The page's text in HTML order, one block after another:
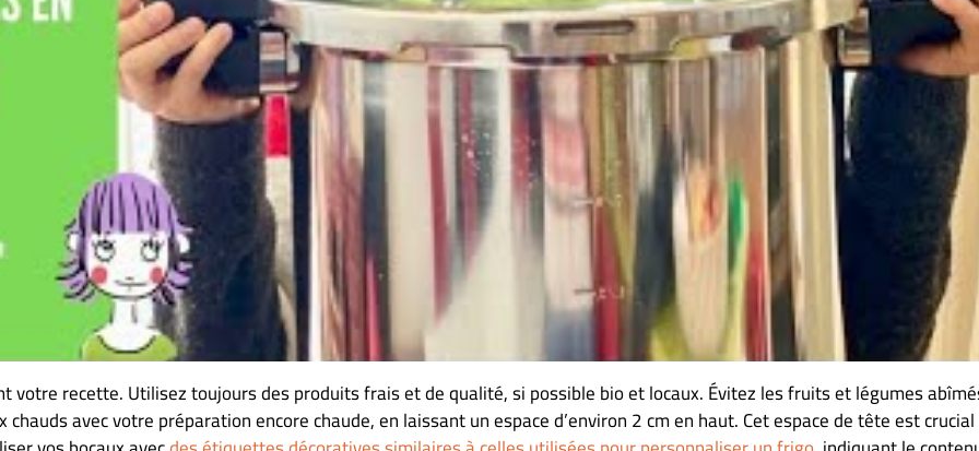
votre recette. Utilisez toujours des produits frais et de qualité, si possible bio et locaux. Évitez les fruits et légumes
avec votre préparation encore chaude, en laissant un espace d’environ 2 cm en haut. Cet espace de tête est crucial